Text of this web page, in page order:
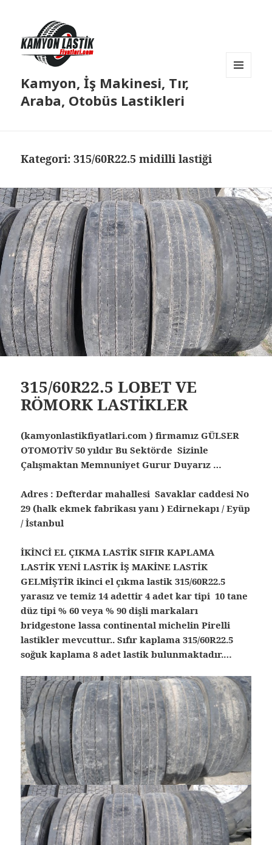
Kamyon, İş Makinesi, Tır,
Araba, Otobüs Lastikleri
Kategori:315/60R22.5 midilli lastiği
315/60R22.5 LOBET VE
RÖMORK LASTİKLER
(kamyonlastikfiyatlari.com ) firmamız GÜLSER
OTOMOTİV 50 yıldır Bu Sektörde Sizinle
Çalışmaktan Memnuniyet Gurur Duyarız …
Adres : Defterdar mahallesi Savaklar caddesi No
29 (halk ekmek fabrikası yanı ) Edirnekapı / Eyüp
/ İstanbul
İKİNCİ EL ÇIKMA LASTİK SIFIR KAPLAMA
LASTİK YENİ LASTİK İŞ MAKİNE LASTİK
GELMİŞTİR ikinci el çıkma lastik 315/60R22.5
yarasız ve temiz 14 adettir 4 adet kar tipi 10 tane
düz tipi % 60 veya % 90 dişli markaları
bridgestone lassa continental michelin Pirelli
lastikler mevcuttur.. Sıfır kaplama 315/60R22.5
soğuk kaplama 8 adet lastik bulunmaktadır.…